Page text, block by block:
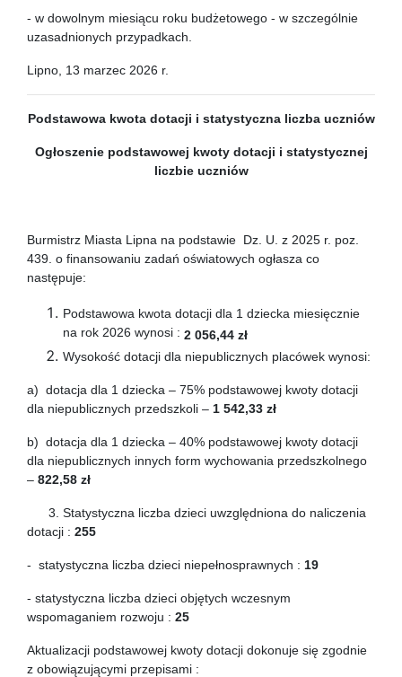
- w dowolnym miesiącu roku budżetowego - w szczególnie
uzasadnionych przypadkach.
Lipno, 13 marzec 2026 r.
Podstawowa kwota dotacji i statystyczna liczba uczniów
Ogłoszenie podstawowej kwoty dotacji i statystycznej
liczbie uczniów
Burmistrz Miasta Lipna na podstawie Dz. U. z 2025 r. poz.
439. o finansowaniu zadań oświatowych ogłasza co
następuje:
Podstawowa kwota dotacji dla 1 dziecka miesięcznie
na rok 2026 wynosi : 2 056,44 zł
Wysokość dotacji dla niepublicznych placówek wynosi:
a) dotacja dla 1 dziecka – 75% podstawowej kwoty dotacji
dla niepublicznych przedszkoli – 1 542,33 zł
b) dotacja dla 1 dziecka – 40% podstawowej kwoty dotacji
dla niepublicznych innych form wychowania przedszkolnego
– 822,58 zł
3. Statystyczna liczba dzieci uwzględniona do naliczenia
dotacji : 255
- statystyczna liczba dzieci niepełnosprawnych : 19
- statystyczna liczba dzieci objętych wczesnym
wspomaganiem rozwoju : 25
Aktualizacji podstawowej kwoty dotacji dokonuje się zgodnie
z obowiązującymi przepisami :